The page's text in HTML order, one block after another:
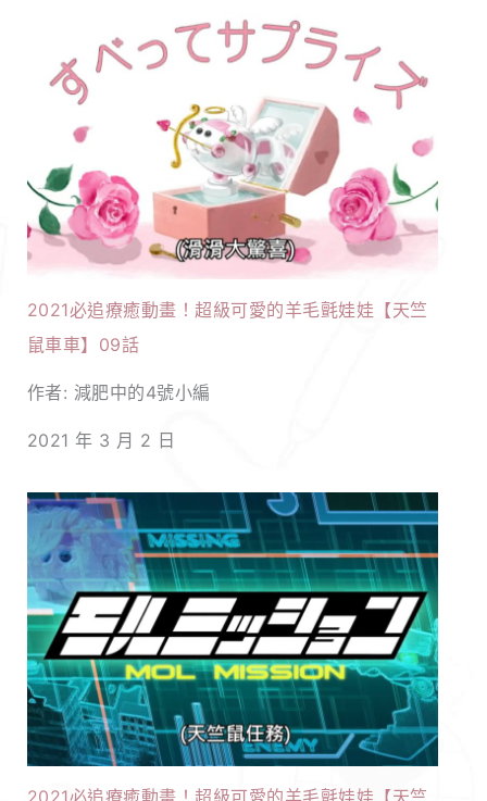
2021必追療癒動畫！超級可愛的羊毛氈娃娃【天竺
鼠車車】09話
作者: 減肥中的4號小編
2021 年 3 月 2 日